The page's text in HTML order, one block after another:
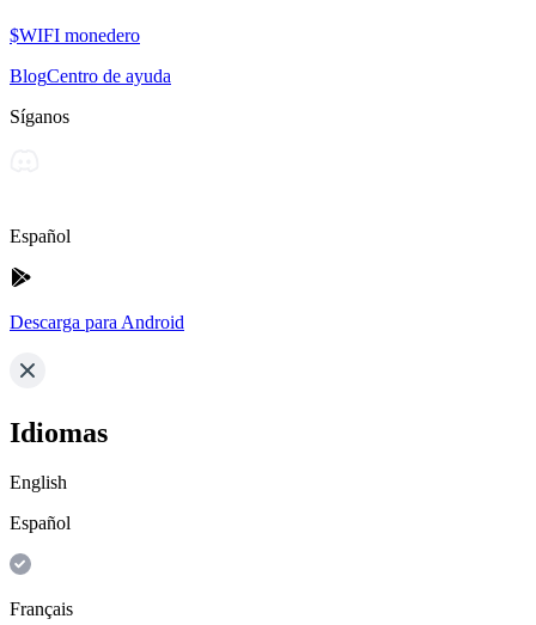
$WIFI monedero
BlogCentro de ayuda
Síganos
Español
Descarga para Android
Idiomas
English
Español
Français